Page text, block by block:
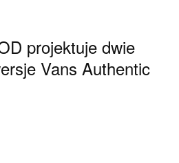
projektuje dwie
Vans Authentic